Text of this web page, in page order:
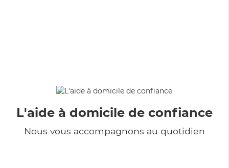
L'aide à domicile de confiance
Nous vous accompagnons au quotidien